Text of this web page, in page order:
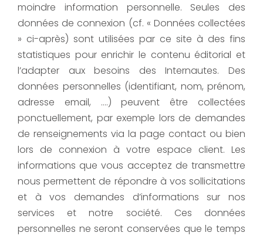
moindre information personnelle. Seules des
données de connexion (cf. « Données collectées
» ci-après) sont utilisées par ce site à des fins
statistiques pour enrichir le contenu éditorial et
l’adapter aux besoins des Internautes. Des
données personnelles (identifiant, nom, prénom,
adresse email, ….) peuvent être collectées
ponctuellement, par exemple lors de demandes
de renseignements via la page contact ou bien
lors de connexion à votre espace client. Les
informations que vous acceptez de transmettre
nous permettent de répondre à vos sollicitations
et à vos demandes d’informations sur nos
services et notre société. Ces données
personnelles ne seront conservées que le temps